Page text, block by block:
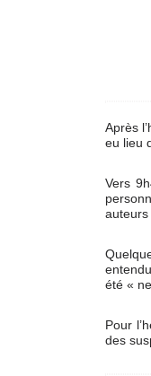
Après
eu lieu
Vers
auteurs
été «
Pour
des